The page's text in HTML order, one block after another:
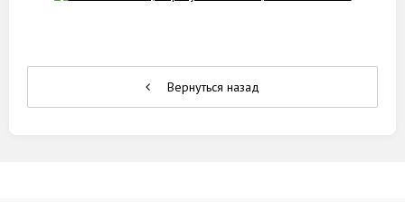
Вернуться назад